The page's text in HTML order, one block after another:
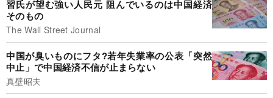
習氏が望む強い人民元 阻んでいるのは中国経済
そのもの
The Wall Street Journal
中国が臭いものにフタ?若年失業率の公表「突然
中止」で中国経済不信が止まらない
真壁昭夫